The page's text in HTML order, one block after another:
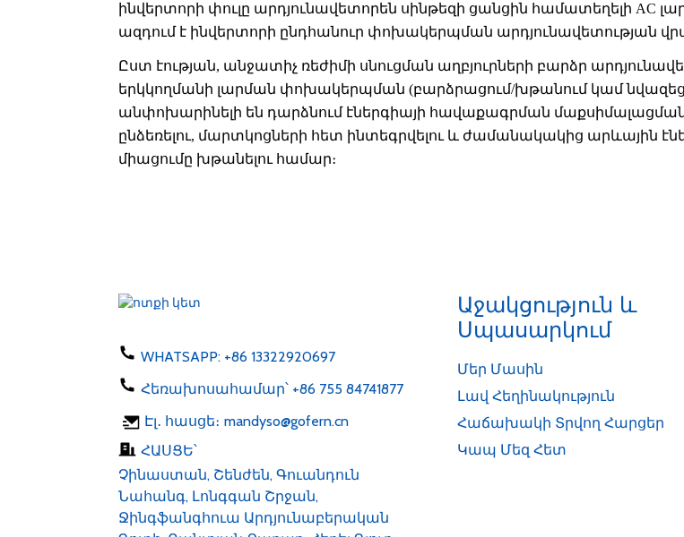
ինվերտորի փուլը արդյունավետորեն սինթեզի ցանցին համատեղելի AC
ազդում է ինվերտորի ընդհանուր փոխակերպման արդյունավետության
Ըստ էության, անջատիչ ռեժիմի սնուցման աղբյուրների բարձր
երկկողմանի լարման փոխակերպման (բարձրացում/խթանում կամ
անփոխարինելի են դարձնում էներգիայի հավաքագրման
ընձեռելու, մարտկոցների հետ ինտեգրվելու և ժամանակակից արևային
միացումը խթանելու համար։
WHATSAPP: +86 13322920697
Հեռախոսահամար՝ +86 755 84741877
Էլ․ հասցե։ mandyso@gofern.cn
ՀԱՍՑԵ՝
Չինաստան, Շենժեն, Գուանդուն
Նահանգ, Լոնգգան Շրջան,
Ջինգֆանգհուա Արդյունաբերական
Աջակցություն ԵՒ
Սպասարկում
Մեր Մասին
Լավ Հեղինակություն
Հաճախակի Տրվող Հարցեր
Կապ Մեզ Հետ